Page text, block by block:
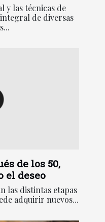
y las técnicas de
de diversas
de los 50,
el deseo
las distintas etapas
adquirir nuevos...